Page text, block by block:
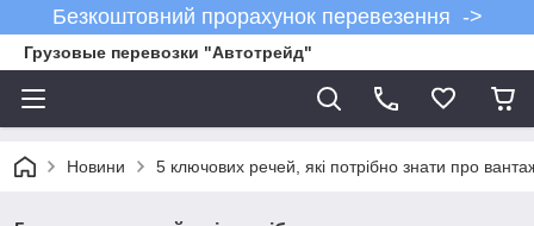
Безкоштовний прорахунок перевезення ->
Грузовые перевозки "Автотрейд"
Новини 5 ключових речей, які потрібно знати про